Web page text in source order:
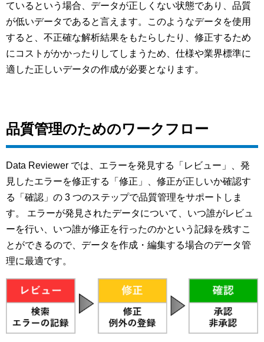
ているという場合、データが正しくない状態であり、品質
が低いデータであると言えます。このようなデータを使用
すると、不正確な解析結果をもたらしたり、修正するため
にコストがかかったりしてしまうため、仕様や業界標準に
適した正しいデータの作成が必要となります。
品質管理のためのワークフロー
Data Reviewer では、エラーを発見する「レビュー」、発
見したエラーを修正する「修正」、修正が正しいか確認す
る「確認」の 3 つのステップで品質管理をサポートしま
す。 エラーが発見されたデータについて、いつ誰がレビュ
ーを行い、いつ誰が修正を行ったのかという記録を残すこ
とができるので、データを作成・編集する場合のデータ管
理に最適です。